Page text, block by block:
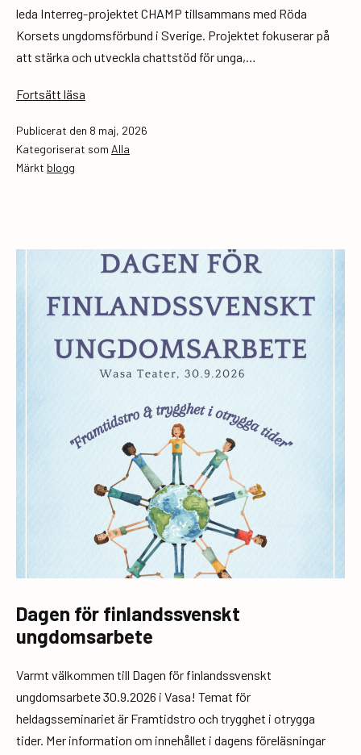
leda Interreg-projektet CHAMP tillsammans med Röda
Korsets ungdomsförbund i Sverige. Projektet fokuserar på
att stärka och utveckla chattstöd för unga,…
Fortsätt läsa
går
in
Publicerat den 8 maj, 2026
Kategoriserat som Alla
Märkt blogg
Dagen för finlandssvenskt
ungdomsarbete
Varmt välkommen till Dagen för finlandssvenskt
ungdomsarbete 30.9.2026 i Vasa! Temat för
heldagsseminariet är Framtidstro och trygghet i otrygga
tider. Mer information om innehållet i dagens föreläsningar